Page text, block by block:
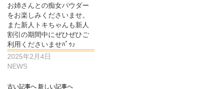
お姉さんとの痴女パウダー
をお楽しみくださいませ。
また新人トキちゃんも新人
割引の期間中にぜひぜひご
利用くださいませﾊﾟｩ♪
2025年2月4日
NEWS
古い記事へ 新しい記事へ